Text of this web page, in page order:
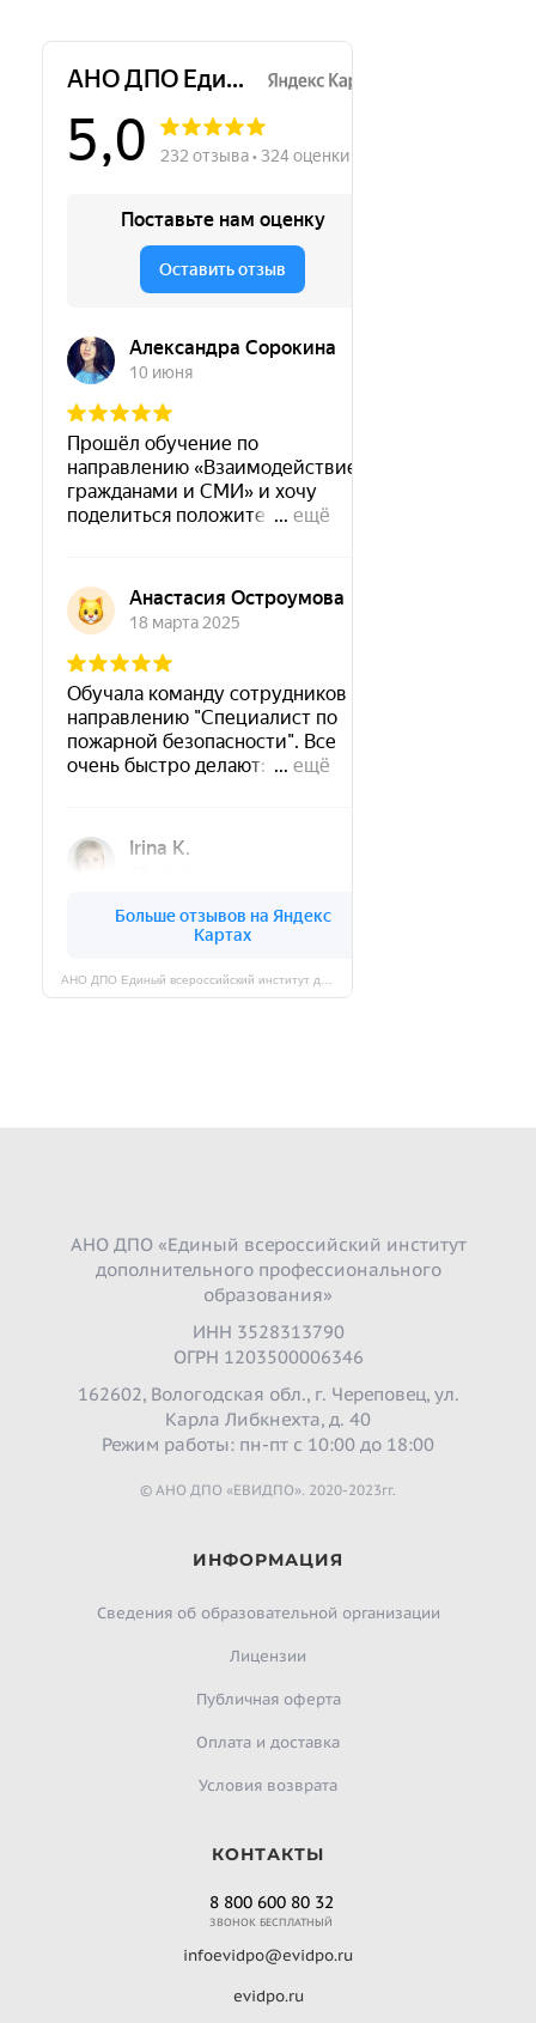
АНО ДПО «Единый всероссийский институт
дополнительного профессионального
образования»
ИНН 3528313790
ОГРН 1203500006346
162602, Вологодская обл., г. Череповец, ул.
Карла Либкнехта, д. 40
Режим работы: пн-пт с 10:00 до 18:00
© АНО ДПО «ЕВИДПО». 2020-2023гг.
ИНФОРМАЦИЯ
Сведения об образовательной организации
Лицензии
Публичная оферта
Оплата и доставка
Условия возврата
КОНТАКТЫ
8 800 600 80 32
ЗВОНОК БЕСПЛАТНЫЙ
infoevidpo@evidpo.ru
evidpo.ru